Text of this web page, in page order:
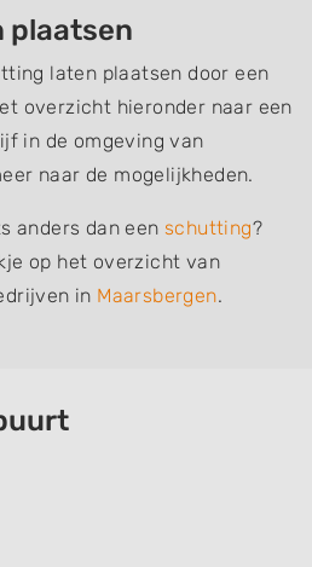
plaatsen
laten plaatsen door een
overzicht hieronder naar een
in de omgeving van
naar de mogelijkheden.
anders dan een schutting?
op het overzicht van
in Maarsbergen.